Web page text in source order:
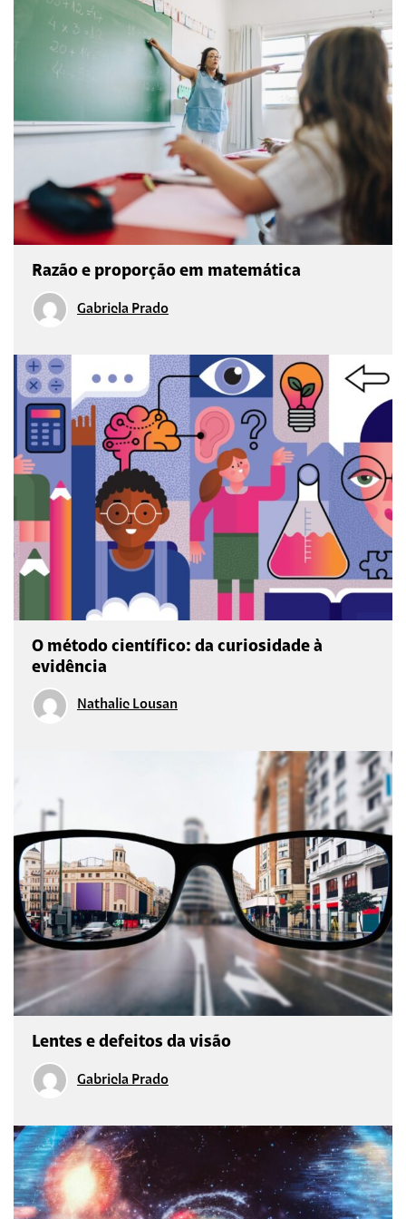
Razão e proporção em matemática
Gabriela Prado
O método científico: da curiosidade à
evidência
Nathalie Lousan
Lentes e defeitos da visão
Gabriela Prado